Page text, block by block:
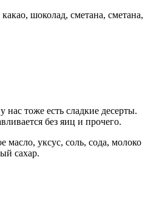
шоколад, сметана, сметана,
нас тоже есть сладкие десерты.
без яиц и прочего.
масло, уксус, соль, сода, молоко
сахар.